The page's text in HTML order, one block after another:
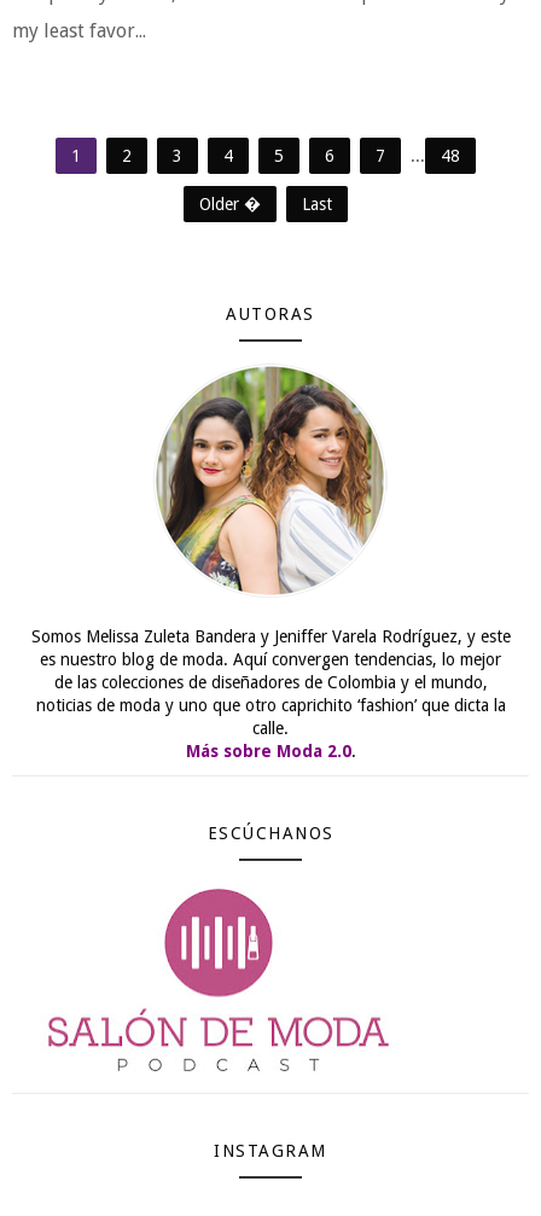
my least favor...
1 2 3 4 5 6 7 ... 48
Older � Last
AUTORAS
Somos Melissa Zuleta Bandera y Jeniffer Varela Rodríguez, y este
es nuestro blog de moda. Aquí convergen tendencias, lo mejor
de las colecciones de diseñadores de Colombia y el mundo,
noticias de moda y uno que otro caprichito ‘fashion’ que dicta la
calle.
Más sobre Moda 2.0.
ESCÚCHANOS
INSTAGRAM